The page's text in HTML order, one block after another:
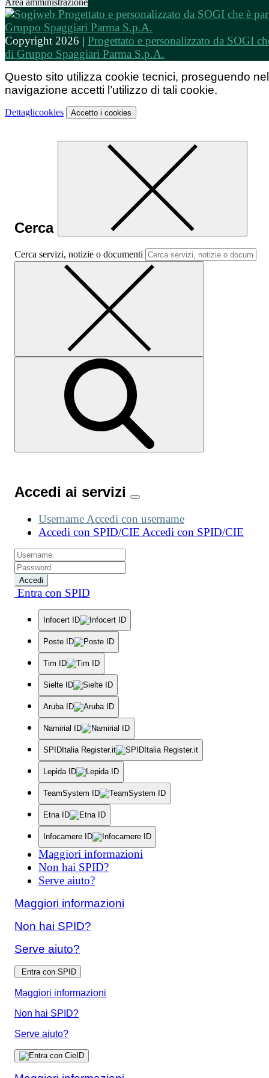
Area amministrazione
Copyright 2026 | Progettato e personalizzato da SOGI
di Gruppo Spaggiari Parma S.p.A.
Questo sito utilizza cookie tecnici, proseguendo
navigazione accetti l’utilizzo di tali cookie.
Dettaglicookies Accetto i cookies
Cerca
Cerca servizi, notizie o documenti
Accedi ai servizi
Username Accedi con username
Accedi con SPID/CIE Accedi con SPID/CIE
Accedi
Entra con SPID
Infocert ID
Poste ID
Tim ID
Sielte ID
Aruba ID
Namirial ID
SPIDItalia Register.it
Lepida ID
TeamSystem ID
Etna ID
Infocamere ID
Maggiori informazioni
Non hai SPID?
Serve aiuto?
Maggiori informazioni
Non hai SPID?
Serve aiuto?
Entra con SPID
Maggiori informazioni
Non hai SPID?
Serve aiuto?